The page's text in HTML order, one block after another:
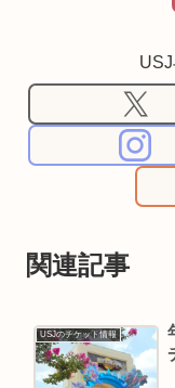
関連記事
USJのチケット情報